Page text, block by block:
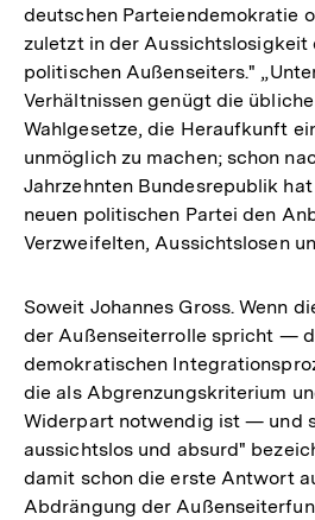
deutschen Parteiendemokratie
zuletzt in der Aussichtslosigkeit
politischen Außenseiters."
Verhältnissen genügt die
Wahlgesetze, die Heraufkunft
unmöglich zu machen; schon
Jahrzehnten Bundesrepublik
neuen politischen Partei den
Verzweifelten, Aussichtslosen
Soweit Johannes Gross. Wenn
der Außenseiterrolle spricht —
demokratischen
die als Abgrenzungskriterium
Widerpart notwendig ist — und
aussichtslos und absurd"
damit schon die erste Antwort
Abdrängung der